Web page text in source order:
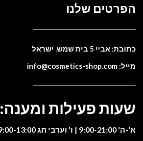
הפרטים שלנו
כתובת: אביי 5 בית שמש. ישראל
מייל: info@cosmetics-shop.com
שעות פעילות ומענה:
א'-ה' 9:00-21:00 | ו' וערבי חג 9:00-13:00